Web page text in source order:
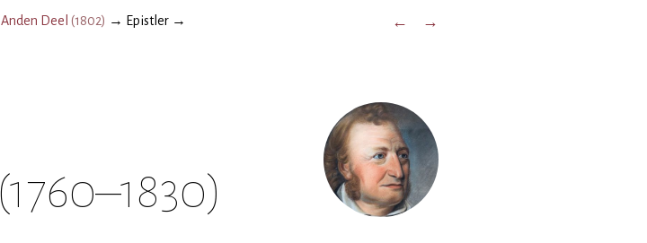
Deel (1802) → Epistler →
← →
(1760–1830)